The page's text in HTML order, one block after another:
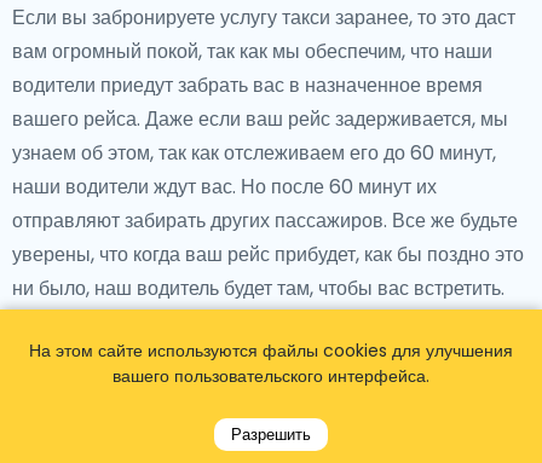
Если вы забронируете услугу такси заранее, то это даст
вам огромный покой, так как мы обеспечим, что наши
водители приедут забрать вас в назначенное время
вашего рейса. Даже если ваш рейс задерживается, мы
узнаем об этом, так как отслеживаем его до 60 минут,
наши водители ждут вас. Но после 60 минут их
отправляют забирать других пассажиров. Все же будьте
уверены, что когда ваш рейс прибудет, как бы поздно это
ни было, наш водитель будет там, чтобы вас встретить.
Мы предлагаем не только поездки из аэропорта в отель
и обратно, но также такси в туристические места, такие
Ретиро, Пуэрта-дель-Соль, Пласа-Майор, Гран-Виа,
На этом сайте используются файлы cookies для улучшения
вашего пользовательского интерфейса.
Разрешить